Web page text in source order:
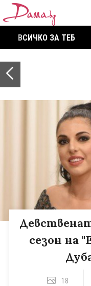
ВСИЧКО ЗА ТЕБ
сезон на
18